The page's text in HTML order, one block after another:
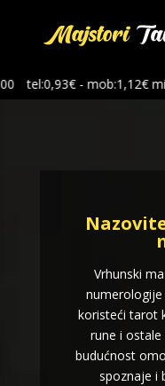
tel:0,93€ - mob:1,12€ min
Vrhunski
koristeći tarot
rune i
budućnost
spoznaje i